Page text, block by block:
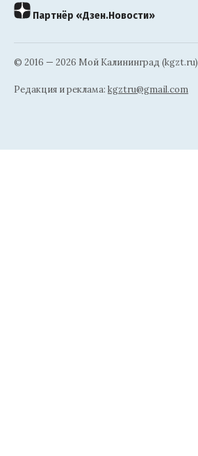
Партнёр «Дзен.Новости»
© 2016 — 2026 Мой Калининград (kgzt.ru)
Редакция и реклама: kgztru@gmail.com